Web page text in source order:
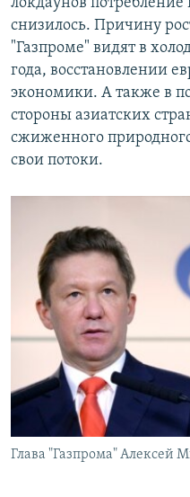
снизилось. Причину
"Газпроме" видят в
года, восстановлении
экономики. А также в
стороны азиатских
сжиженного
свои потоки.
Глава "Газпрома" Алексей